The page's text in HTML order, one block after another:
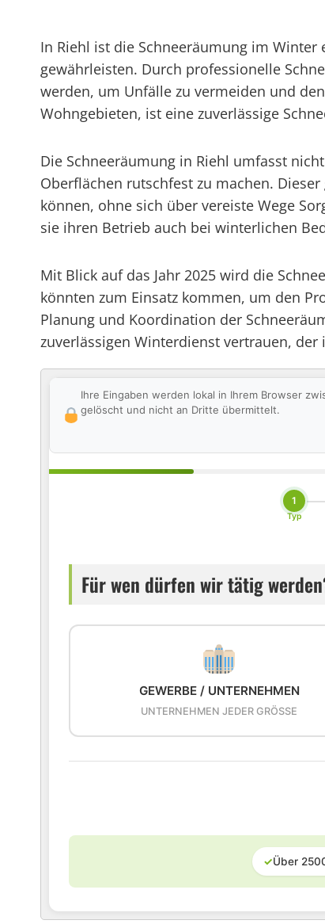
In Riehl ist die Schneeräumung im
gewährleisten. Durch professionelle
werden, um Unfälle zu vermeiden und
Wohngebieten, ist eine zuverlässige
Die Schneeräumung in Riehl umfasst
Oberflächen rutschfest zu machen.
können, ohne sich über vereiste Wege
sie ihren Betrieb auch bei winterlichen
Mit Blick auf das Jahr 2025 wird die
könnten zum Einsatz kommen, um den
Planung und Koordination der
zuverlässigen Winterdienst vertrauen,
Ihre Eingaben werden lokal in Ihrem Browser
gelöscht und nicht an Dritte übermittelt.
1
Typ
Für wen dürfen wir tätig
GEWERBE / UNTERNEHMEN
UNTERNEHMEN JEDER GRÖSSE
✓Über